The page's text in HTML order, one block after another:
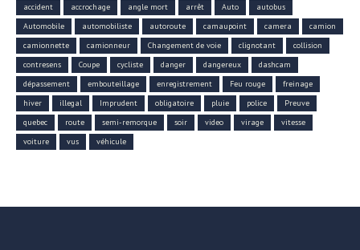
accident accrochage angle mort arrêt Auto
autobus
Automobile
automobiliste autoroute camaupoint camera
camion
camionnette
camionneur Changement de voie clignotant
collision
contresens
Coupe cycliste danger dangereux
dashcam
dépassement
embouteillage enregistrement Feu rouge
freinage
hiver
illegal Imprudent obligatoire pluie police
Preuve
quebec
route semi-remorque soir video virage
vitesse
voiture
vus véhicule